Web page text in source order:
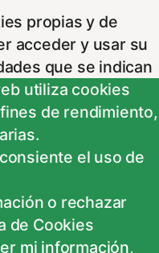
utiliza cookies
de rendimiento,
el uso de
o rechazar
de Cookies
mi información,
propias y de
acceder y usar su
que se indican
acuerdo con
podrá
través
mejorar su
y optimizar el